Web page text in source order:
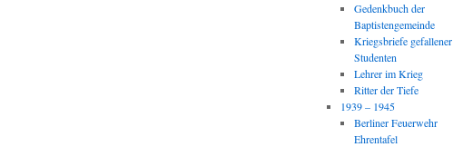
Gedenkbuch der
Baptistengemeinde
Kriegsbriefe gefallener
Studenten
Lehrer im Krieg
Ritter der Tiefe
1939 – 1945
Berliner Feuerwehr
Ehrentafel